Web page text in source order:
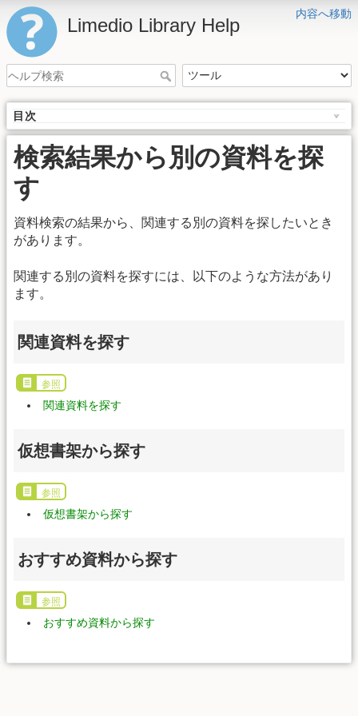
内容へ移動
Limedio Library Help
目次
検索結果から別の資料を探
す
資料検索の結果から、関連する別の資料を探したいとき
があります。
関連する別の資料を探すには、以下のような方法があり
ます。
関連資料を探す
参照
関連資料を探す
仮想書架から探す
参照
仮想書架から探す
おすすめ資料から探す
参照
おすすめ資料から探す